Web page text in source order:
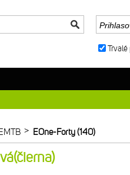
> EOne-Forty (140)
Trvalé